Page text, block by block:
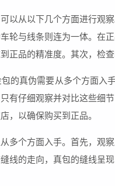
以从以下几个方面进行观
轮与线条则连为一体。在
正品的精准度。其次，检查
的真伪需要从多个方面入
有仔细观察并对比这些细
，以确保购买到正品。
多个方面入手。首先，观
线的走向，真包的缝线呈